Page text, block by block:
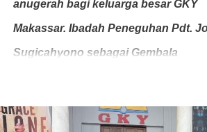
anugerah bagi keluarga besar GKY
Makassar. Ibadah Peneguhan Pdt.
Sugicahyono sebagai Gembala
Umum Sinode GKY, Pdt. Gunawan